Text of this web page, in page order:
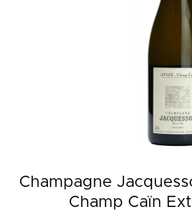
Champagne
Champ Caïn